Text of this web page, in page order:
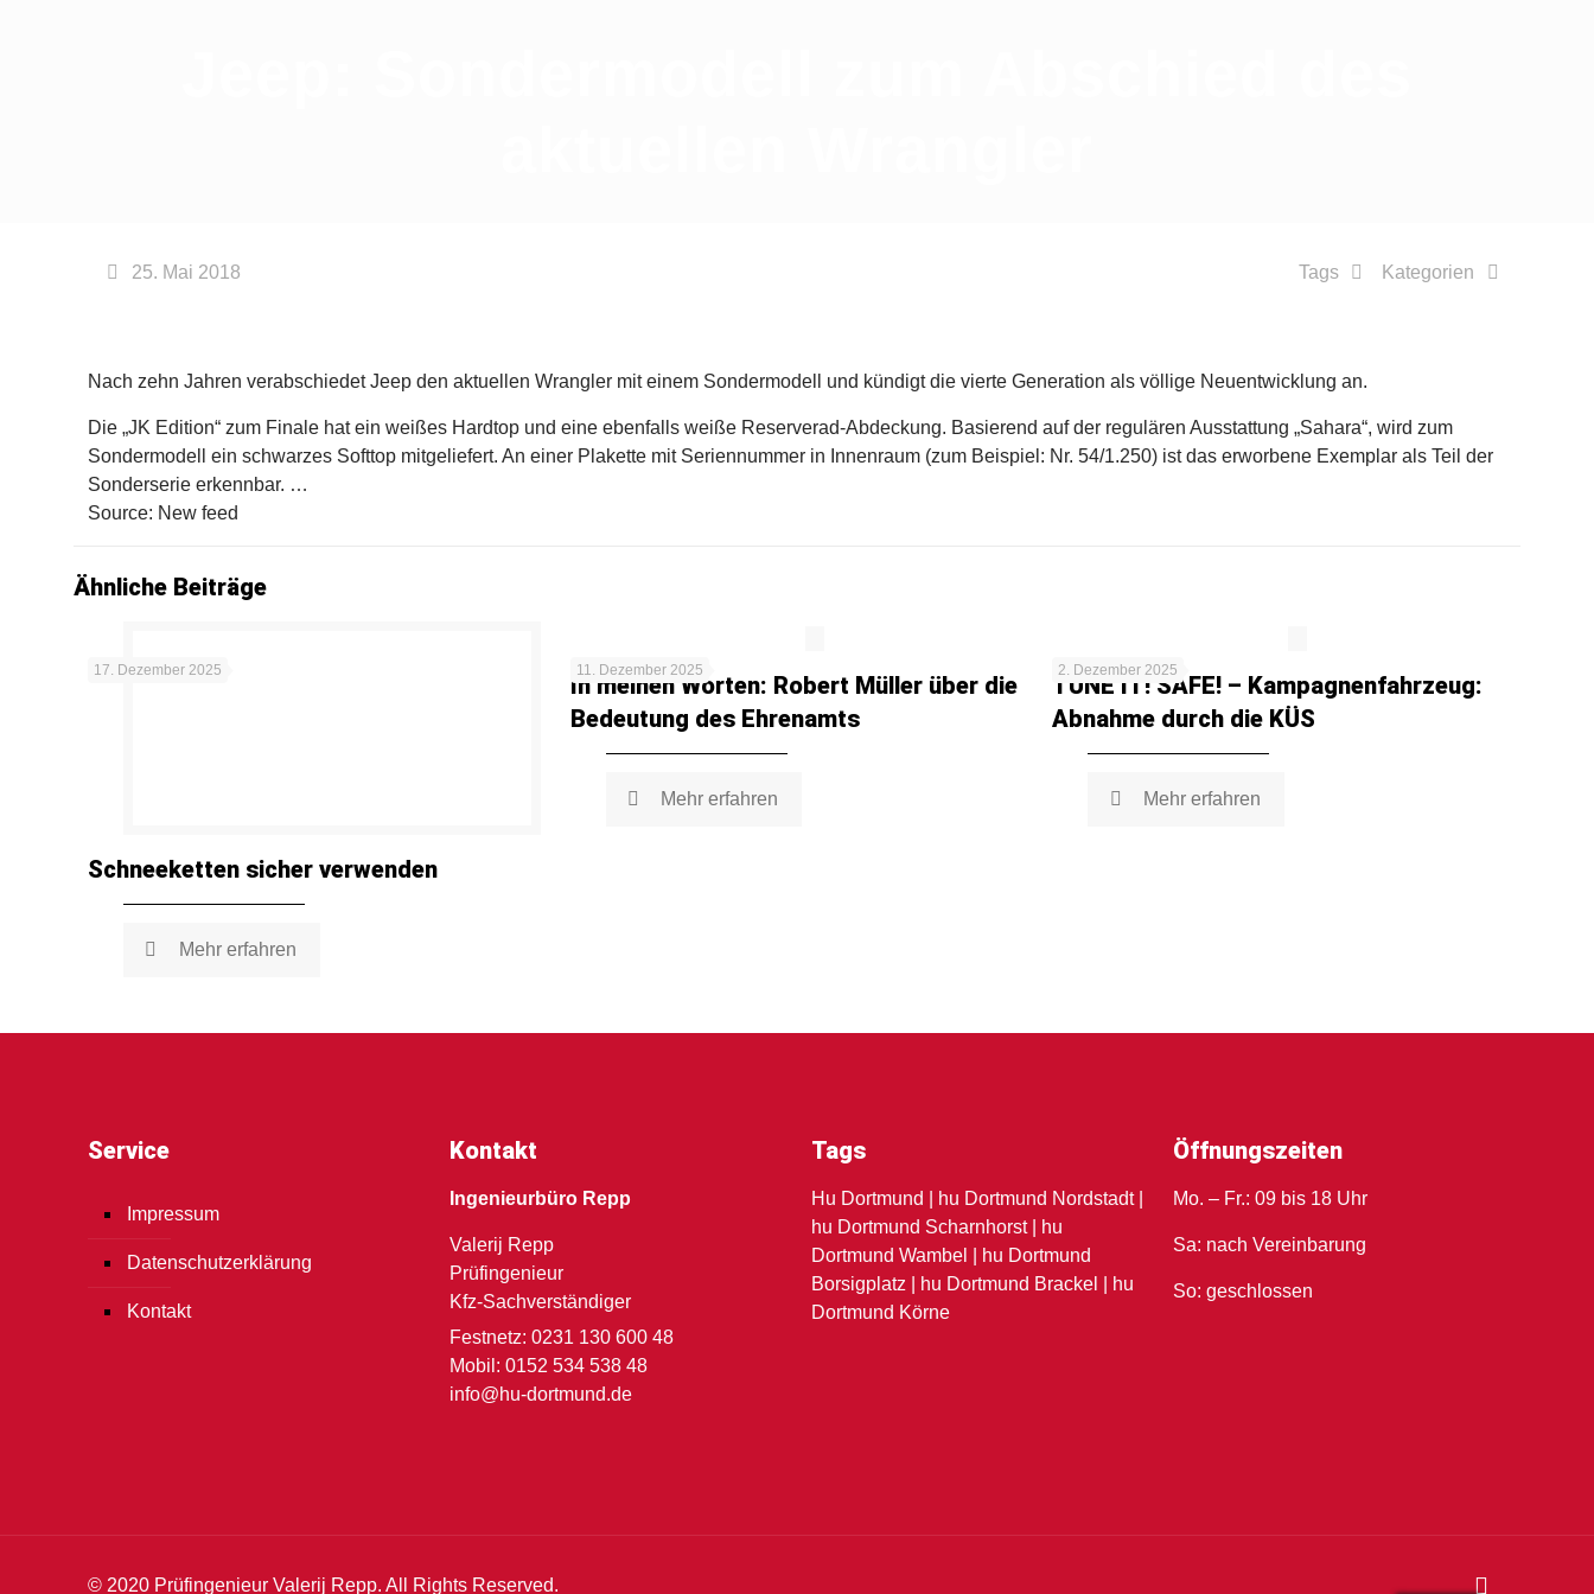
25. Mai 2018 Kategorien
Tags
Nach zehn Jahren verabschiedet Jeep den aktuellen Wrangler mit einem Sondermodell und kündigt die vierte Generation als völlige Neuentwicklung an.
Die „JK Edition“ zum Finale hat ein weißes Hardtop und eine ebenfalls weiße Reserverad-Abdeckung. Basierend auf der regulären Ausstattung „Sahara“, wird zum
Sondermodell ein schwarzes Softtop mitgeliefert. An einer Plakette mit Seriennummer in Innenraum (zum Beispiel: Nr. 54/1.250) ist das erworbene Exemplar als Teil der
Sonderserie erkennbar. …
Source: New feed
Ähnliche Beiträge
17. Dezember 2025
Schneeketten sicher verwenden
Mehr erfahren
11. Dezember 2025
In meinen Worten: Robert Müller über die
Bedeutung des Ehrenamts
Mehr erfahren
2. Dezember 2025
TUNE IT! SAFE! – Kampagnenfahrzeug:
Abnahme durch die KÜS
Mehr erfahren
Service
Impressum
Datenschutzerklärung
Kontakt
Kontakt
Ingenieurbüro Repp
Valerij Repp
Prüfingenieur
Kfz-Sachverständiger
Festnetz: 0231 130 600 48
Mobil: 0152 534 538 48
info@hu-dortmund.de
Tags
Hu Dortmund | hu Dortmund Nordstadt |
hu Dortmund Scharnhorst | hu
Dortmund Wambel | hu Dortmund
Borsigplatz | hu Dortmund Brackel | hu
Dortmund Körne
Öffnungszeiten
Mo. – Fr.: 09 bis 18 Uhr
Sa: nach Vereinbarung
So: geschlossen
© 2020 Prüfingenieur Valerij Repp. All Rights Reserved.